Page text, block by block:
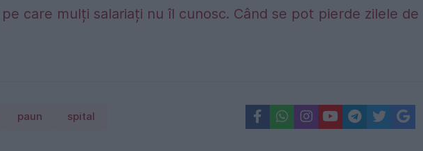
care mulți salariați nu îl cunosc. Când se pot pierde zilele de
paun spital